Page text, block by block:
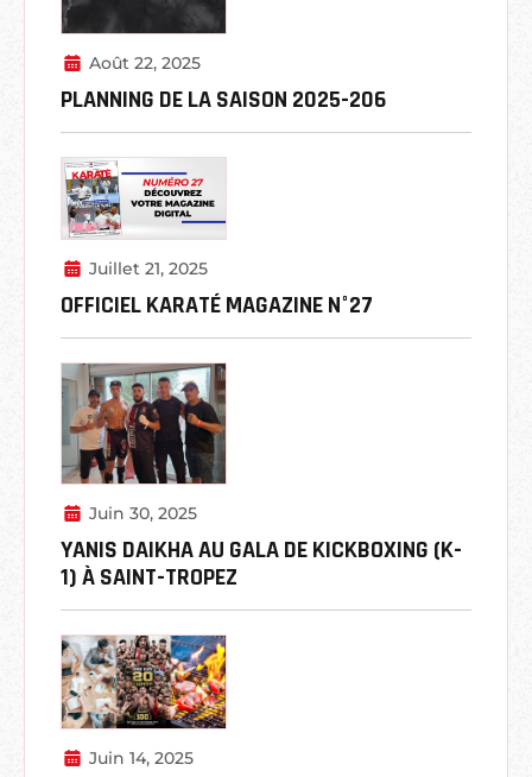
Août 22, 2025
PLANNING DE LA SAISON 2025-206
Juillet 21, 2025
OFFICIEL KARATÉ MAGAZINE N°27
Juin 30, 2025
YANIS DAIKHA AU GALA DE KICKBOXING (K-
1) À SAINT-TROPEZ
Juin 14, 2025